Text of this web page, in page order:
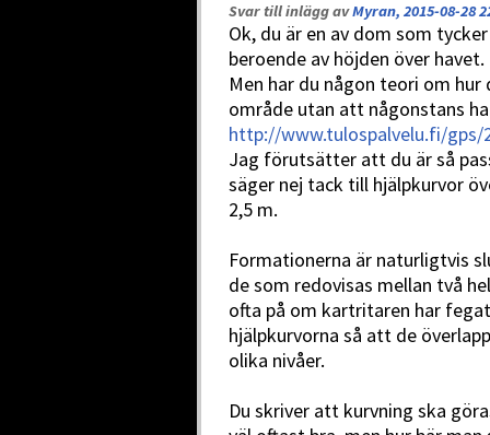
Svar till inlägg avMyran, 2015-08-28
Ok, du är en av dom som
beroende av höjden över
Men har du någon teori om
område utan att någonstans
http://www.tulospalvelu.fi/gps/
Jag förutsätter att du är så
säger nej tack till hjälpkurvor
2,5 m.
Formationerna är naturligtvis
de som redovisas mellan två
ofta på om kartritaren har
hjälpkurvorna så att de
olika nivåer.
Du skriver att kurvning ska